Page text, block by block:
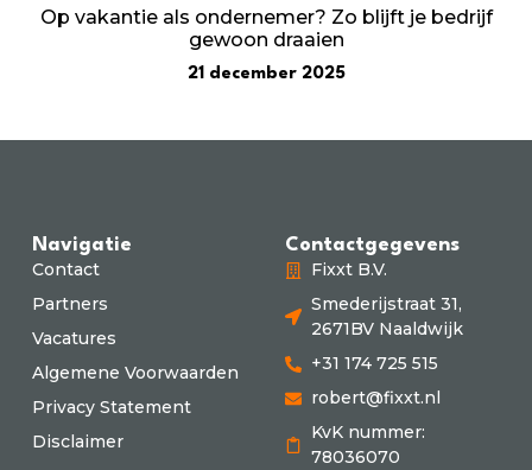
Op vakantie als ondernemer? Zo blijft je bedrijf
gewoon draaien
21 december 2025
Navigatie
Contact
Partners
Vacatures
Algemene Voorwaarden
Privacy Statement
Disclaimer
Contactgegevens
Fixxt B.V.
Smederijstraat 31,
2671BV Naaldwijk
+31 174 725 515
robert@fixxt.nl
KvK nummer:
78036070